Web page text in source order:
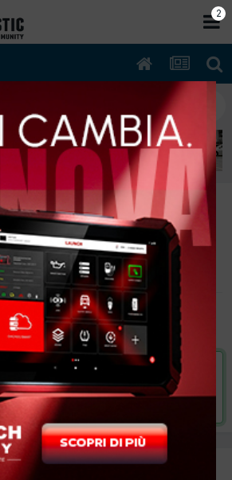
diesel 12/2004 1400cc n.n
funzionano le frecce solo
VAI ALLA SOLUZIONE
tronconeroberto,
1